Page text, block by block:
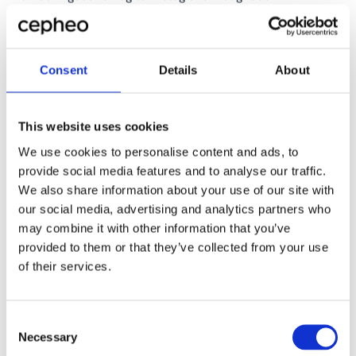
Consent Details About
This website uses cookies
We use cookies to personalise content and ads, to
provide social media features and to analyse our traffic.
We also share information about your use of our site with
our social media, advertising and analytics partners who
may combine it with other information that you’ve
provided to them or that they’ve collected from your use
of their services.
Selection
Necessary
De ser ikke systemet som et mål i sig selv, men som et
intern IT gør en reel forskel. Ikke ved at eje systemet,
købt evnen til at udvikle din
forretning
I sin kerne handler moderne ERP-systemer og andre
cloudbaserede forretningsløsninger ikke om teknologi.
De handler om at sikre virksomhedens evne til at vokse,
Og det kræver mere end gode systemer. Det kræver de